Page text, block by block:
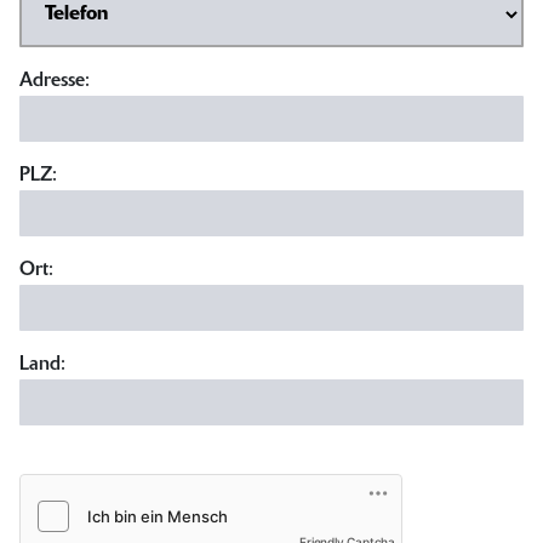
Adresse:
PLZ:
Ort:
Land: